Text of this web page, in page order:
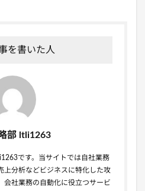
を書いた人
部 ltli1263
です。当サイトでは自社業務
上分析などビジネスに特化した攻
会社業務の自動化に役立つサービ